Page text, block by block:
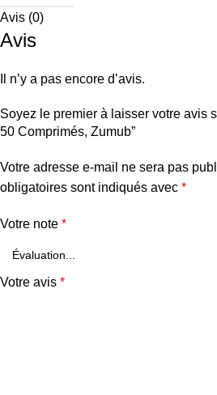
Avis (0)
Avis
Il n’y a pas encore d’avis.
Soyez le premier à laisser votre avis
50 Comprimés, Zumub”
Votre adresse e-mail ne sera pas
obligatoires sont indiqués avec *
Votre note *
Votre avis *